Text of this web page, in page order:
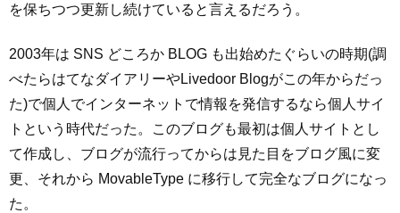
を保ちつつ更新し続けていると言えるだろう。
2003年は SNS どころか BLOG も出始めたぐらいの時期(調
べたらはてなダイアリーやLivedoor Blogがこの年からだっ
た)で個人でインターネットで情報を発信するなら個人サイ
トという時代だった。このブログも最初は個人サイトとし
て作成し、ブログが流行ってからは見た目をブログ風に変
更、それから MovableType に移行して完全なブログになっ
た。